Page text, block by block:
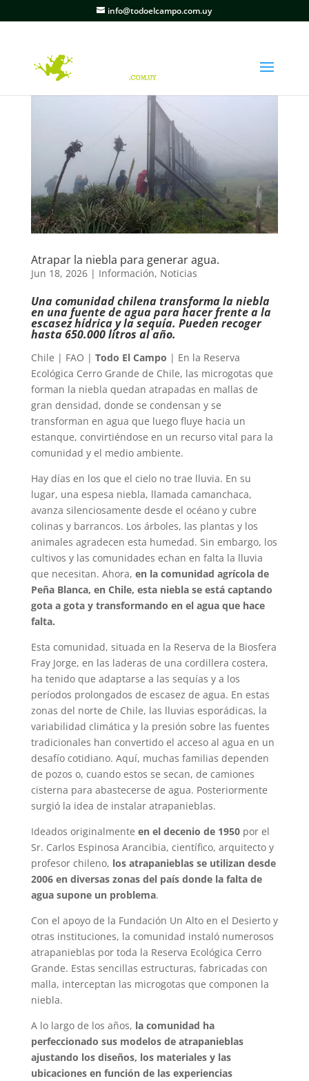
info@todoelcampo.com.uy
Atrapar la niebla para generar agua.
Jun 18, 2026| Información, Noticias
Una comunidad chilena transforma la niebla
en una fuente de agua para hacer frente a la
escasez hídrica y la sequía. Pueden recoger
hasta 650.000 litros al año.
Chile | FAO | Todo El Campo | En la Reserva
Ecológica Cerro Grande de Chile, las microgotas que
forman la niebla quedan atrapadas en mallas de
gran densidad, donde se condensan y se
transforman en agua que luego fluye hacia un
estanque, convirtiéndose en un recurso vital para la
comunidad y el medio ambiente.
Hay días en los que el cielo no trae lluvia. En su
lugar, una espesa niebla, llamada camanchaca,
avanza silenciosamente desde el océano y cubre
colinas y barrancos. Los árboles, las plantas y los
animales agradecen esta humedad. Sin embargo, los
cultivos y las comunidades echan en falta la lluvia
que necesitan. Ahora, en la comunidad agrícola de
Peña Blanca, en Chile, esta niebla se está captando
gota a gota y transformando en el agua que hace
falta.
Esta comunidad, situada en la Reserva de la Biosfera
Fray Jorge, en las laderas de una cordillera costera,
ha tenido que adaptarse a las sequías y a los
períodos prolongados de escasez de agua. En estas
zonas del norte de Chile, las lluvias esporádicas, la
variabilidad climática y la presión sobre las fuentes
tradicionales han convertido el acceso al agua en un
desafío cotidiano. Aquí, muchas familias dependen
de pozos o, cuando estos se secan, de camiones
cisterna para abastecerse de agua. Posteriormente
surgió la idea de instalar atrapanieblas.
Ideados originalmente en el decenio de 1950por el
Sr. Carlos Espinosa Arancibia, científico, arquitecto y
profesor chileno, los atrapanieblas se utilizan desde
2006 en diversas zonas del país donde la falta de
agua supone un problema.
Con el apoyo de la Fundación Un Alto en el Desierto y
otras instituciones, la comunidad instaló numerosos
atrapanieblas por toda la Reserva Ecológica Cerro
Grande. Estas sencillas estructuras, fabricadas con
malla, interceptan las microgotas que componen la
niebla.
A lo largo de los años, la comunidad ha
perfeccionado sus modelos de atrapanieblas
ajustando los diseños, los materiales y las
ubicaciones en función de las experiencias